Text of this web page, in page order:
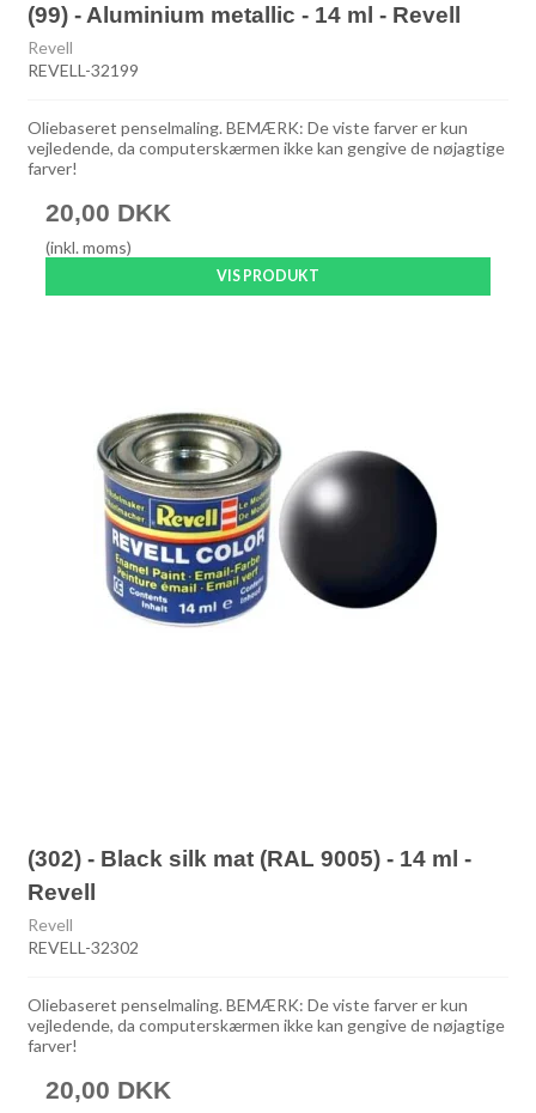
(99) - Aluminium metallic - 14 ml - Revell
Revell
REVELL-32199
Oliebaseret penselmaling. BEMÆRK: De viste farver er kun
vejledende, da computerskærmen ikke kan gengive de nøjagtige
farver!
20,00 DKK
(inkl. moms)
VIS PRODUKT
(302) - Black silk mat (RAL 9005) - 14 ml -
Revell
Revell
REVELL-32302
Oliebaseret penselmaling. BEMÆRK: De viste farver er kun
vejledende, da computerskærmen ikke kan gengive de nøjagtige
farver!
20,00 DKK